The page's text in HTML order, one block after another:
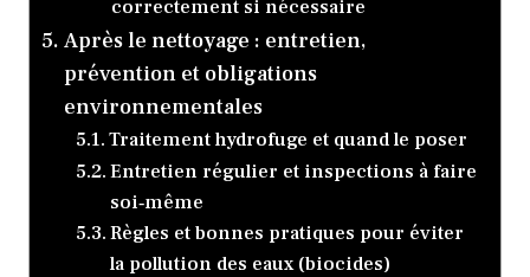
correctement si nécessaire
Après le nettoyage : entretien,
prévention et obligations
environnementales
Traitement hydrofuge et quand le poser
Entretien régulier et inspections à faire
soi‑même
Règles et bonnes pratiques pour éviter
la pollution des eaux (biocides)